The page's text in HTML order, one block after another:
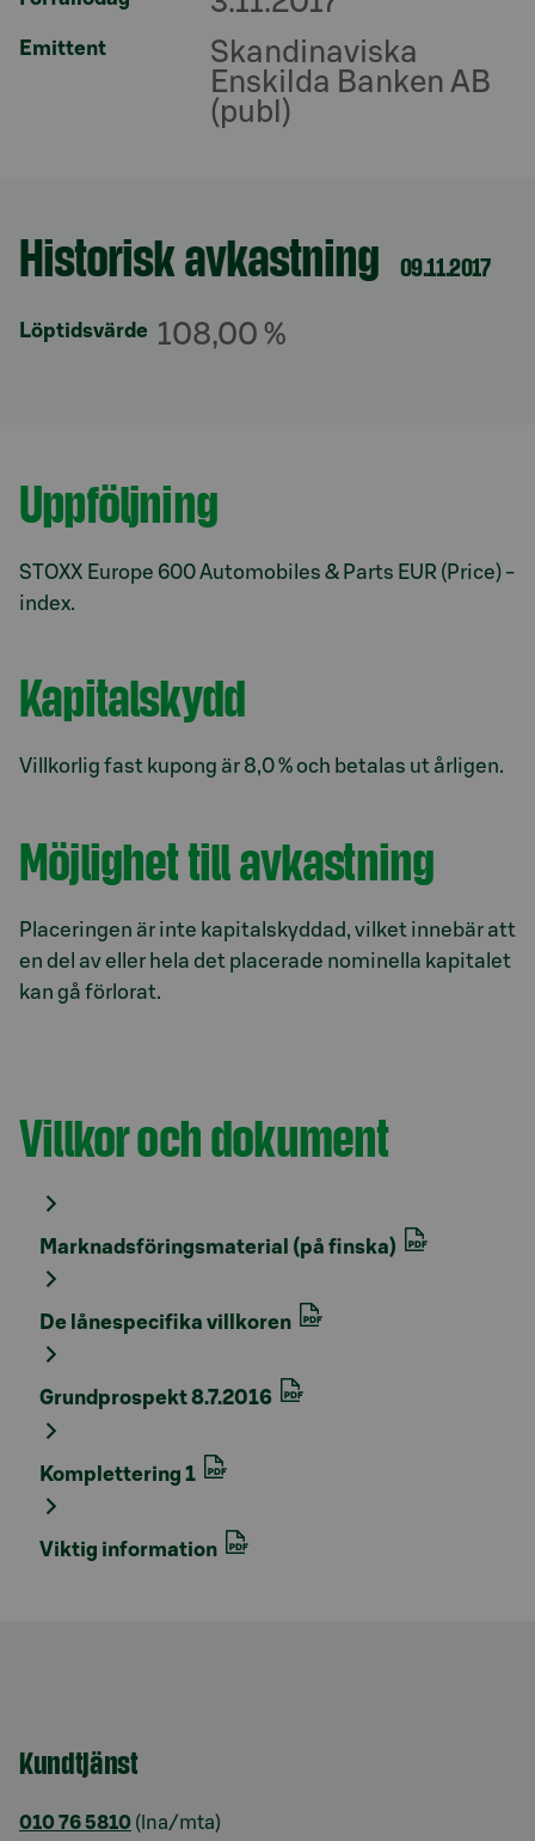
Emittent
Skandinaviska
Enskilda Banken AB
(publ)
Avsnitt med titel
Historisk avkastning 09.11.2017
Löptidsvärde 108,00 %
Avsnitt med titel
Uppföljning
STOXX Europe 600 Automobiles & Parts EUR (Price) -
index.
Kapitalskydd
Villkorlig fast kupong är 8,0 % och betalas ut årligen.
Möjlighet till avkastning
Placeringen är inte kapitalskyddad, vilket innebär att
en del av eller hela det placerade nominella kapitalet
kan gå förlorat.
Avsnitt med titel
Villkor och dokument
Marknadsföringsmaterial (på finska)
De lånespecifika villkoren
Grundprospekt 8.7.2016
Komplettering 1
Viktig information
Kundtjänst
010 76 5810 (lna/mta)